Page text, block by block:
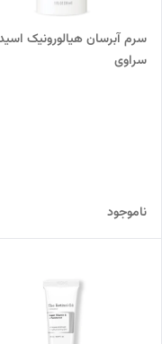
سرم آبرسان هیالورونیک
سراوی
ناموجود